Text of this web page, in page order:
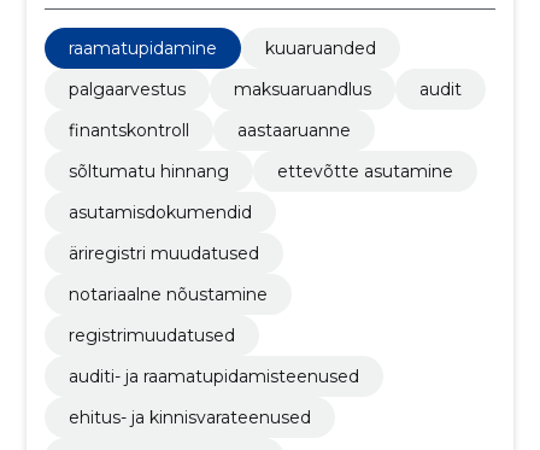
raamatupidamine
kuuaruanded
palgaarvestus
maksuaruandlus
audit
finantskontroll
aastaaruanne
sõltumatu hinnang
ettevõtte asutamine
asutamisdokumendid
äriregistri muudatused
notariaalne nõustamine
registrimuudatused
auditi- ja raamatupidamisteenused
ehitus- ja kinnisvarateenused